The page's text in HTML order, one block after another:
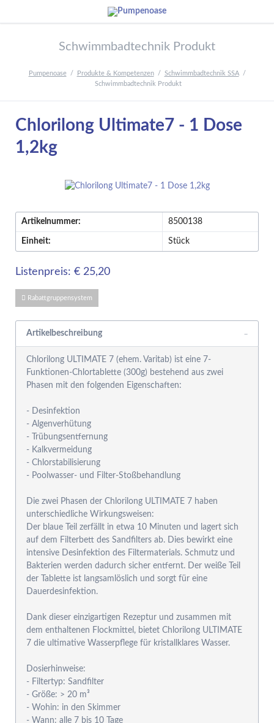
Schwimmbadtechnik Produkt
Pumpenoase Produkte & Kompetenzen
Schwimmbadtechnik SSA
Schwimmbadtechnik Produkt
Chlorilong Ultimate7 - 1 Dose
1,2kg
Artikelnummer: 8500138
Einheit: Stück
Listenpreis: € 25,20
Rabattgruppensystem
Artikelbeschreibung
Chlorilong ULTIMATE 7 (ehem. Varitab) ist eine 7-
Funktionen-Chlortablette (300g) bestehend aus zwei
Phasen mit den folgenden Eigenschaften:
- Desinfektion
- Algenverhütung
- Trübungsentfernung
- Kalkvermeidung
- Chlorstabilisierung
- Poolwasser- und Filter-Stoßbehandlung
Die zwei Phasen der Chlorilong ULTIMATE 7 haben
unterschiedliche Wirkungsweisen:
Der blaue Teil zerfällt in etwa 10 Minuten und lagert sich
auf dem Filterbett des Sandfilters ab. Dies bewirkt eine
intensive Desinfektion des Filtermaterials. Schmutz und
Bakterien werden dadurch sicher entfernt. Der weiße Teil
der Tablette ist langsamlöslich und sorgt für eine
Dauerdesinfektion.
Dank dieser einzigartigen Rezeptur und zusammen mit
dem enthaltenen Flockmittel, bietet Chlorilong ULTIMATE
7 die ultimative Wasserpflege für kristallklares Wasser.
Dosierhinweise:
- Filtertyp: Sandfilter
- Größe: > 20 m³
- Wohin: in den Skimmer
- Wann: alle 7 bis 10 Tage